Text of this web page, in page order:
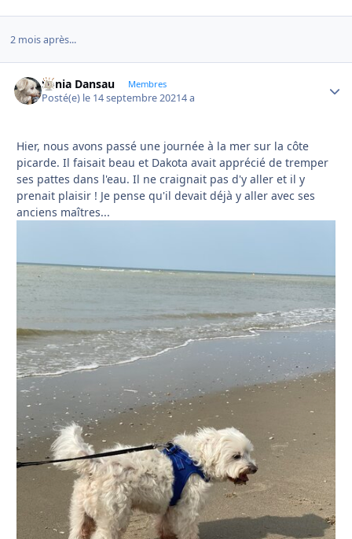
2 mois après...
Sonia Dansau Membres
Posté(e) le 14 septembre 20214 a
Hier, nous avons passé une journée à la mer sur la côte
picarde. Il faisait beau et Dakota avait apprécié de tremper
ses pattes dans l'eau. Il ne craignait pas d'y aller et il y
prenait plaisir ! Je pense qu'il devait déjà y aller avec ses
anciens maîtres...